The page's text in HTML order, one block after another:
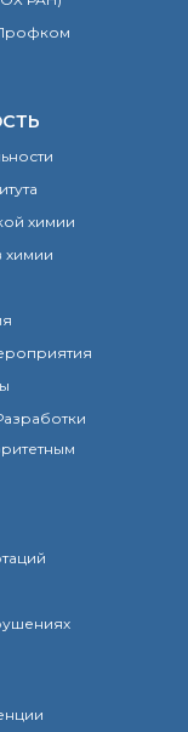
химии
химии